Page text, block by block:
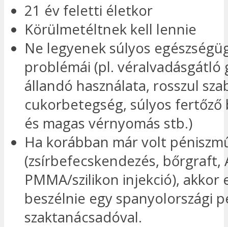
21 év feletti életkor
Körülmetéltnek kell lennie
Ne legyenek súlyos
problémái (pl. véralvadásgátló
állandó használata, rosszul
cukorbetegség, súlyos fertőző
és magas vérnyomás stb.)
Ha korábban már volt
(zsírbefecskendezés, bőrgraft,
PMMA/szilikon injekció), akkor
beszélnie egy spanyolországi
szaktanácsadóval.